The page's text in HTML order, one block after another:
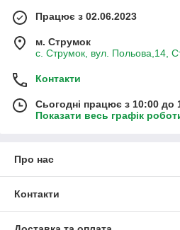
Працює з 02.06.2023
м. Струмок
с. Струмок, вул. Польова,14,
Контакти
Сьогодні працює з 10:00 до
Показати весь графік
Про нас
Контакти